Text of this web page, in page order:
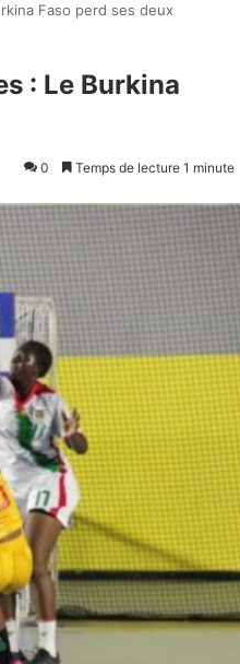
Faso perd ses deux
: Le Burkina
0 Temps de lecture 1 minute